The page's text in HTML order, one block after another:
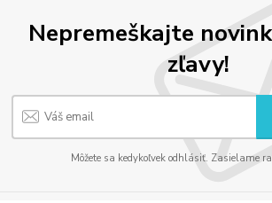
Nepremeškajte
zľavy!
Môžete sa kedykoľvek odhlásiť. Zasielame